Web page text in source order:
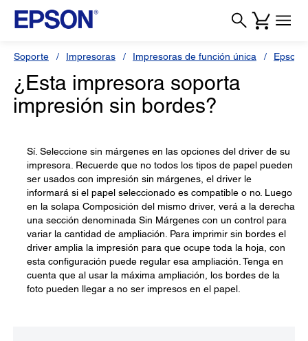
Soporte Impresoras Impresoras de función única Epson
¿Esta impresora soporta
impresión sin bordes?
Sí. Seleccione sin márgenes en las opciones del driver de su
impresora. Recuerde que no todos los tipos de papel pueden
ser usados con impresión sin márgenes, el driver le
informará si el papel seleccionado es compatible o no. Luego
en la solapa Composición del mismo driver, verá a la derecha
una sección denominada Sin Márgenes con un control para
variar la cantidad de ampliación. Para imprimir sin bordes el
driver amplia la impresión para que ocupe toda la hoja, con
esta configuración puede regular esa ampliación. Tenga en
cuenta que al usar la máxima ampliación, los bordes de la
foto pueden llegar a no ser impresos en el papel.